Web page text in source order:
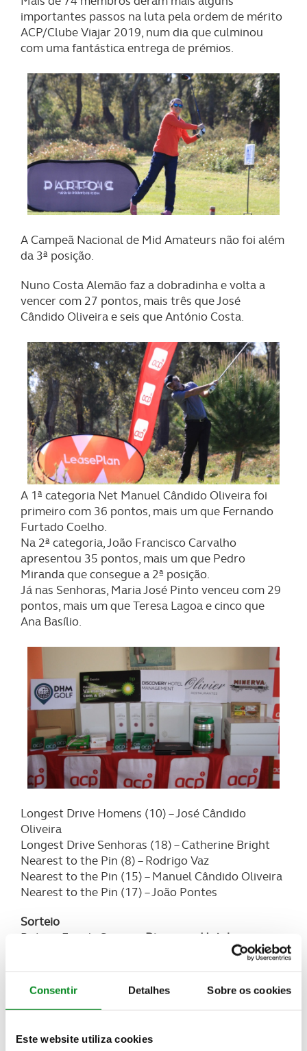
Consentir Detalhes Sobre os cookies
Este website utiliza cookies
importantes passos na luta pela ordem de mérito
ACP/Clube Viajar 2019, num dia que culminou
com uma fantástica entrega de prémios.
A Campeã Nacional de Mid Amateurs não foi além
da 3ª posição.
Nuno Costa Alemão faz a dobradinha e volta a
vencer com 27 pontos, mais três que José
Cândido Oliveira e seis que António Costa.
A 1ª categoria Net Manuel Cândido Oliveira foi
primeiro com 36 pontos, mais um que Fernando
Furtado Coelho.
Na 2ª categoria, João Francisco Carvalho
apresentou 35 pontos, mais um que Pedro
Miranda que consegue a 2ª posição.
Já nas Senhoras, Maria José Pinto venceu com 29
pontos, mais um que Teresa Lagoa e cinco que
Ana Basílio.
Longest Drive Homens (10) – José Cândido
Oliveira
Longest Drive Senhoras (18) – Catherine Bright
Nearest to the Pin (8) – Rodrigo Vaz
Nearest to the Pin (15) – Manuel Cândido Oliveira
Nearest to the Pin (17) – João Pontes
Sorteio
Prémio Fim de Semana Discovery Hotel
PrémioDHM Montado Golfe Resort– Arlindo
Rosa
Borba
PrémioLeasePlan Fim de Semana BMW i3 – José